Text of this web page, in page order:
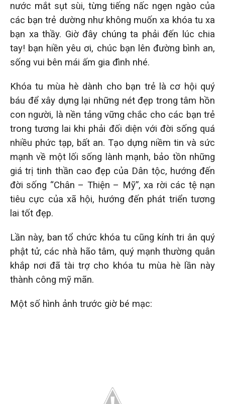
nước mắt sụt sùi, từng tiếng nấc ngẹn ngào của
các bạn trẻ dường như không muốn xa khóa tu xa
bạn xa thầy. Giờ đây chúng ta phải đến lúc chia
tay! bạn hiền yêu ơi, chúc bạn lên đường bình an,
sống vui bên mái ấm gia đình nhé.
Khóa tu mùa hè dành cho bạn trẻ là cơ hội quý
báu để xây dựng lại những nét đẹp trong tâm hồn
con người, là nền tảng vững chắc cho các bạn trẻ
trong tương lai khi phải đối diện với đời sống quá
nhiều phức tạp, bất an. Tạo dựng niềm tin và sức
mạnh về một lối sống lành mạnh, bảo tồn những
giá trị tinh thần cao đẹp của Dân tộc, hướng đến
đời sống “Chân – Thiện – Mỹ”, xa rời các tệ nạn
tiêu cực của xã hội, hướng đến phát triển tương
lai tốt đẹp.
Lần này, ban tổ chức khóa tu cũng kính tri ân quý
phật tử, các nhà hão tâm, quý mạnh thường quân
khắp nơi đã tài trợ cho khóa tu mùa hè lần này
thành công mỹ mãn.
Một số hình ảnh trước giờ bé mạc: